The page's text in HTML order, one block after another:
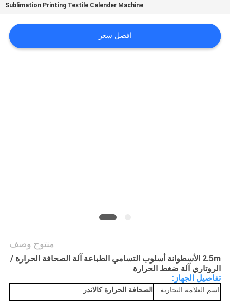
أخبار
Sublimation Printing Textile Calender Machine
افضل سعر
منتوج وصف
2.5m الأسطوانة أسلوب التسامي الطباعة آلة الصحافة الحرارة /
الروتاري آلة ضغط الحرارة
تفاصيل الجهاز:
اسم العلامة التجارية الصحافة الحرارة كالاندر